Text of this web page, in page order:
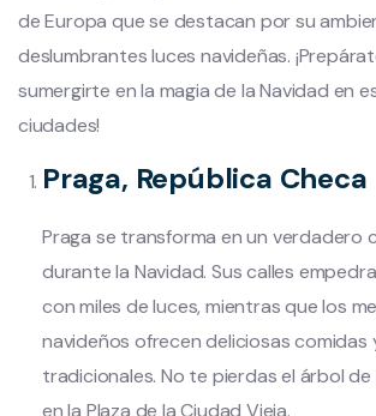
de Europa que se destacan por su
deslumbrantes luces navideñas.
sumergirte en la magia de la Navidad en
ciudades!
Praga, República Checa
Praga se transforma en un verdadero
durante la Navidad. Sus calles
con miles de luces, mientras que los
navideños ofrecen deliciosas comidas
tradicionales. No te pierdas el árbol
en la Plaza de la Ciudad Vieja.